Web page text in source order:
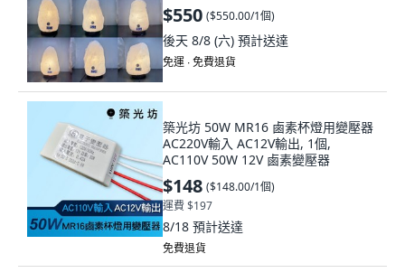
後天 8/8 (六)預計送達
免運 ∙ 免費退貨
AC110V 50W 12V 鹵素變壓器
$148 ( $148.00/1個)
運費 $197
8/18預計送達
免費退貨